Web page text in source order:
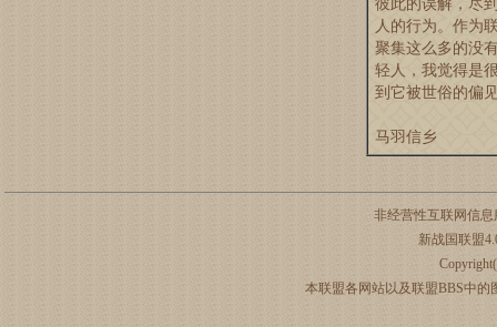
人的行为。作为
聚集这么多的没
轻人，我觉得是
到它被世俗的偏
马羽信乡
非经营性互联网信
新战国联盟
本联盟各网站以及联盟BBS中